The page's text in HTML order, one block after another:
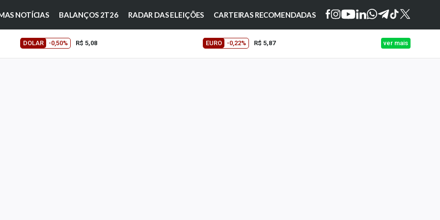
NOTÍCIAS BALANÇOS 2T26 RADAR DAS ELEIÇÕES CARTEIRAS RECOMENDADAS
DOLAR -0,50% R$ 5,08 EURO -0,22% R$ 5,87 ver mais